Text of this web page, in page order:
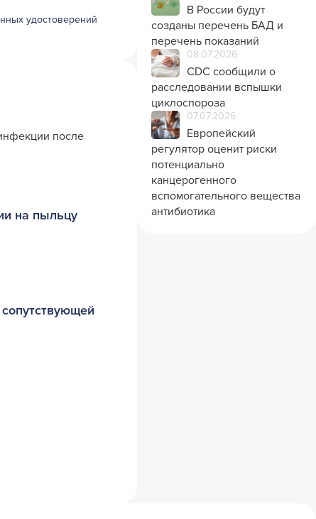
удостоверений
после
на пыльцу
В России будут
созданы перечень БАД и
перечень показаний
08.07.2026
CDC сообщили о
расследовании вспышки
циклоспороза
07.07.2026
Европейский
регулятор оценит риски
потенциально
канцерогенного
вспомогательного вещества
антибиотика